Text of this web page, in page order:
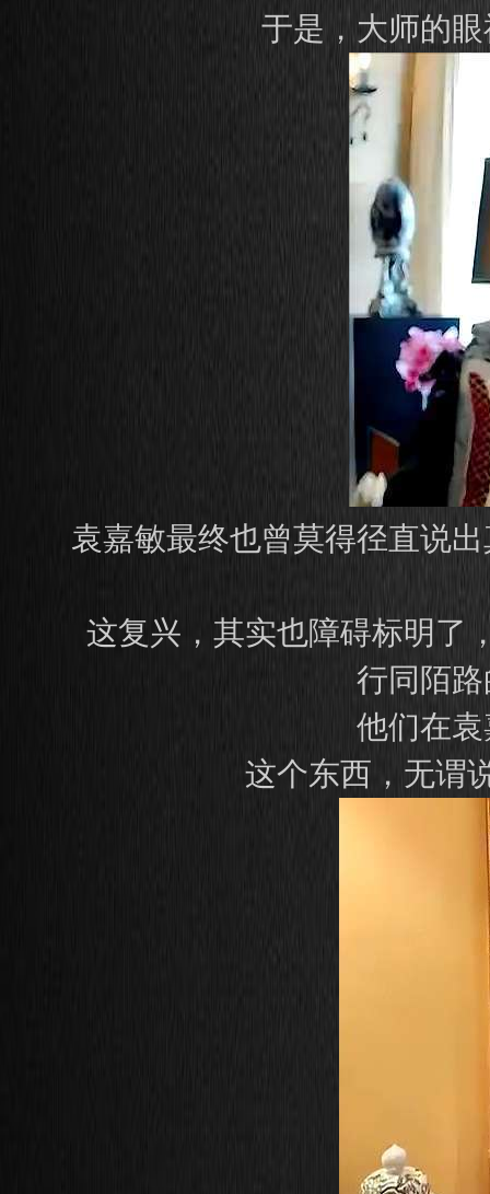
于是，大师的
袁嘉敏最终也曾莫得径直说
这复兴，其实也障碍标明了
行同陌
他们在
这个东西，无谓